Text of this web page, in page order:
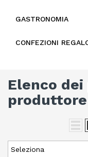
GASTRONOMIA
CONFEZIONI
Elenco
Seleziona